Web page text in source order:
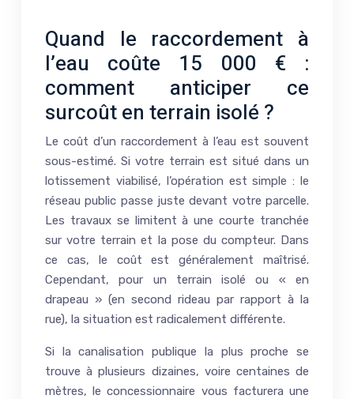
Quand le raccordement à
l’eau coûte 15 000 € :
comment anticiper ce
surcoût en terrain isolé ?
Le coût d’un raccordement à l’eau est souvent
sous-estimé. Si votre terrain est situé dans un
lotissement viabilisé, l’opération est simple : le
réseau public passe juste devant votre parcelle.
Les travaux se limitent à une courte tranchée
sur votre terrain et la pose du compteur. Dans
ce cas, le coût est généralement maîtrisé.
Cependant, pour un terrain isolé ou « en
drapeau » (en second rideau par rapport à la
rue), la situation est radicalement différente.
Si la canalisation publique la plus proche se
trouve à plusieurs dizaines, voire centaines de
mètres, le concessionnaire vous facturera une